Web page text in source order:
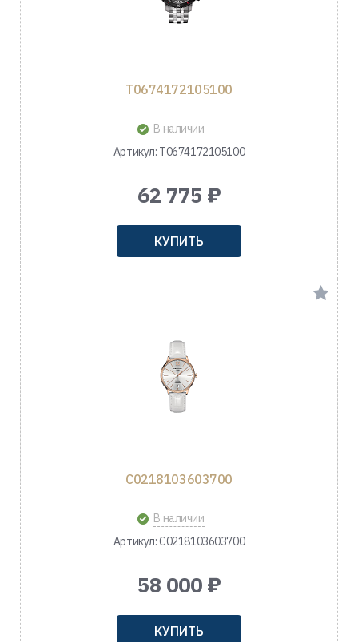
T0674172105100
В наличии
Артикул: T0674172105100
62 775 ₽
КУПИТЬ
C0218103603700
В наличии
Артикул: C0218103603700
58 000 ₽
КУПИТЬ